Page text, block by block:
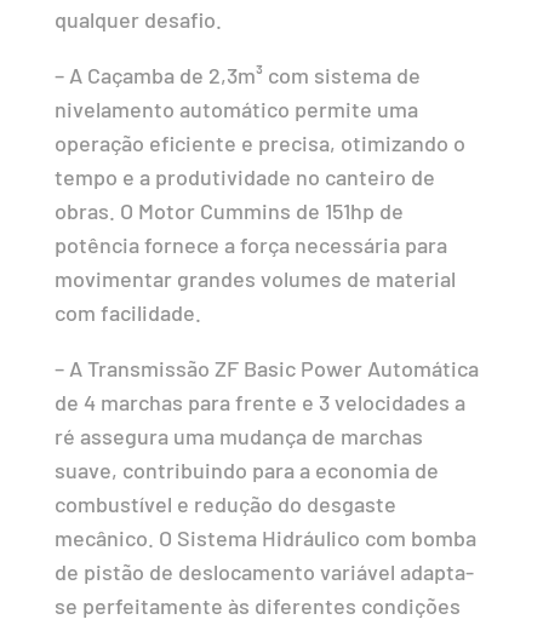
qualquer desafio.
– A Caçamba de 2,3m³ com sistema de
nivelamento automático permite uma
operação eficiente e precisa, otimizando o
tempo e a produtividade no canteiro de
obras. O Motor Cummins de 151hp de
potência fornece a força necessária para
movimentar grandes volumes de material
com facilidade.
– A Transmissão ZF Basic Power Automática
de 4 marchas para frente e 3 velocidades a
ré assegura uma mudança de marchas
suave, contribuindo para a economia de
combustível e redução do desgaste
mecânico. O Sistema Hidráulico com bomba
de pistão de deslocamento variável adapta-
se perfeitamente às diferentes condições